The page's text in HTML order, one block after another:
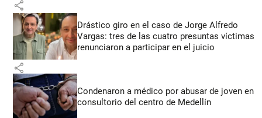
share
Drástico giro en el caso de Jorge Alfredo
Vargas: tres de las cuatro presuntas víctimas
renunciaron a participar en el juicio
share
Condenaron a médico por abusar de joven en
consultorio del centro de Medellín